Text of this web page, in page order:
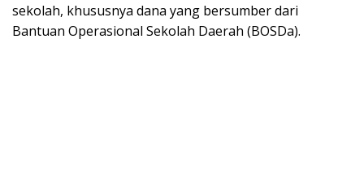
sekolah, khususnya dana yang bersumber dari
Bantuan Operasional Sekolah Daerah (BOSDa).